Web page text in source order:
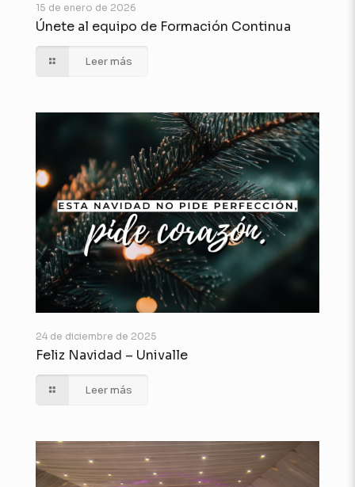
15 de enero de 2026
Únete al equipo de Formación Continua
Leer más
24 de diciembre de 2025
Feliz Navidad – Univalle
Leer más